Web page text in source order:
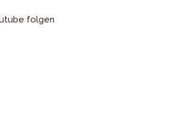
folgen